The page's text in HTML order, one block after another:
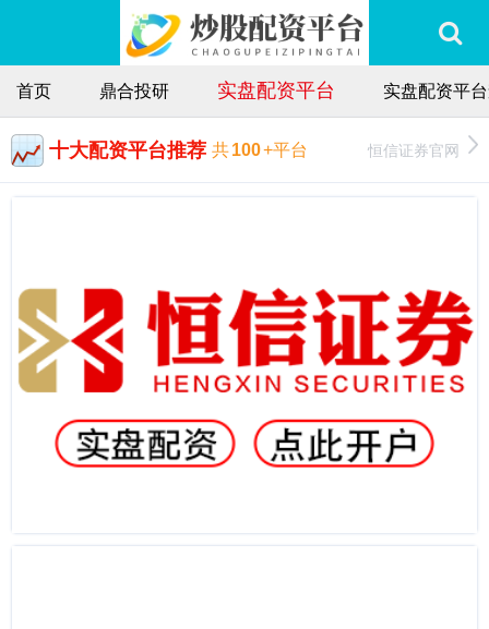
首页 鼎合投研 实盘配资平台 实盘配资平
十大配资平台推荐 共100+平台 恒信证券官网